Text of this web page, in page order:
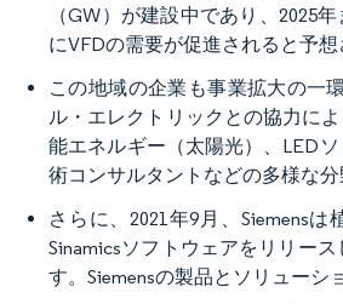
（GW）が建設中であり、2025
にVFDの需要が促進されると予想
この地域の企業も事業拡大の一
ル・エレクトリックとの協力に
能エネルギー（太陽光）、LED
術コンサルタントなどの多様な
さらに、2021年9月、Siemens
Sinamicsソフトウェアをリリー
す。Siemensの製品とソリューシ